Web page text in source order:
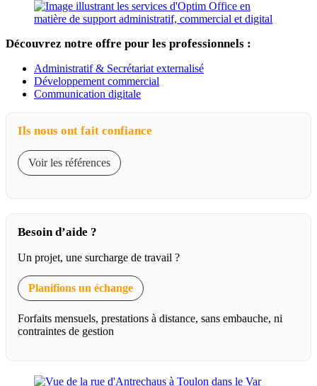
Découvrez notre offre pour les professionnels :
Administratif & Secrétariat externalisé
Développement commercial
Communication digitale
Ils nous ont fait confiance
Voir les références
Besoin d’aide ?
Un projet, une surcharge de travail ?
Planifions un échange
Forfaits mensuels, prestations à distance, sans embauche, ni
contraintes de gestion